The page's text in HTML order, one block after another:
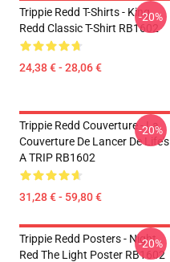
Trippie Redd T-Shirts - King
Redd Classic T-Shirt RB1602
24,38 € - 28,06 €
-20%
Trippie Redd Couverture - La
Couverture De Lancer De Life's
A TRIP RB1602
31,28 € - 59,80 €
-20%
Trippie Redd Posters - Night
Red The Light Poster RB1602
-20%